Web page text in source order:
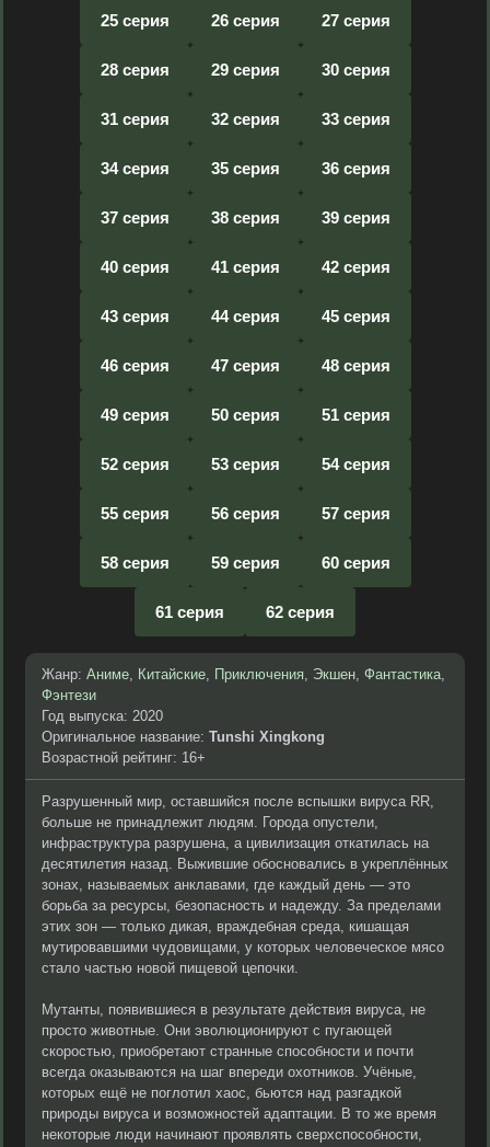
25 серия 26 серия 27 серия
28 серия 29 серия 30 серия
31 серия 32 серия 33 серия
34 серия 35 серия 36 серия
37 серия 38 серия 39 серия
40 серия 41 серия 42 серия
43 серия 44 серия 45 серия
46 серия 47 серия 48 серия
49 серия 50 серия 51 серия
52 серия 53 серия 54 серия
55 серия 56 серия 57 серия
58 серия 59 серия 60 серия
61 серия 62 серия
Жанр: Аниме, Китайские, Приключения, Экшен, Фантастика,
Фэнтези
Год выпуска: 2020
Оригинальное название: Tunshi Xingkong
Возрастной рейтинг: 16+
Разрушенный мир, оставшийся после вспышки вируса RR,
больше не принадлежит людям. Города опустели,
инфраструктура разрушена, а цивилизация откатилась на
десятилетия назад. Выжившие обосновались в укреплённых
зонах, называемых анклавами, где каждый день — это
борьба за ресурсы, безопасность и надежду. За пределами
этих зон — только дикая, враждебная среда, кишащая
мутировавшими чудовищами, у которых человеческое мясо
стало частью новой пищевой цепочки.
Мутанты, появившиеся в результате действия вируса, не
просто животные. Они эволюционируют с пугающей
скоростью, приобретают странные способности и почти
всегда оказываются на шаг впереди охотников. Учёные,
которых ещё не поглотил хаос, бьются над разгадкой
природы вируса и возможностей адаптации. В то же время
некоторые люди начинают проявлять сверхспособности,